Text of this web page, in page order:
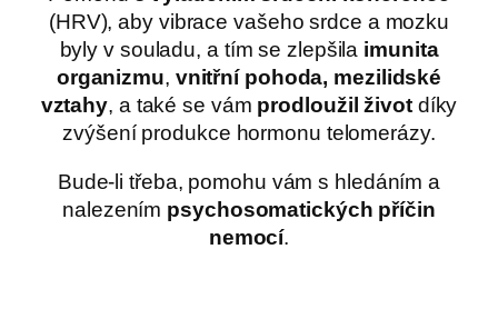
(HRV), aby vibrace vašeho srdce a mozku
byly v souladu, a tím se zlepšila imunita
organizmu, vnitřní pohoda, mezilidské
vztahy, a také se vám prodloužil životdíky
zvýšení produkce hormonu telomerázy.
Bude-li třeba, pomohu vám s hledáním a
nalezením psychosomatických příčin
nemocí.